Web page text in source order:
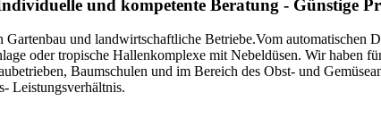
und kompetente Beratung - Günstige
und landwirtschaftliche Betriebe.Vom automatischen
oder tropische Hallenkomplexe mit Nebeldüsen. Wir haben
Baumschulen und im Bereich des Obst- und
Leistungsverhältnis.